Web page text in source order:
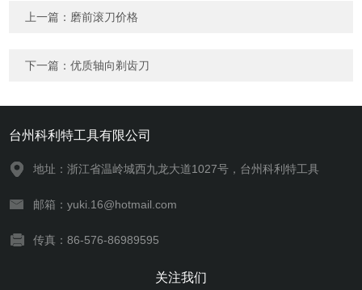
上一篇： 磨前滚刀价格
下一篇：优质轴向剃齿刀
台州科利特工具有限公司
地址：浙江省温岭城西九龙大道1027号，台州科利特工具
邮箱：yuki.16@hotmail.com
传真：86-576-86989595
关注我们